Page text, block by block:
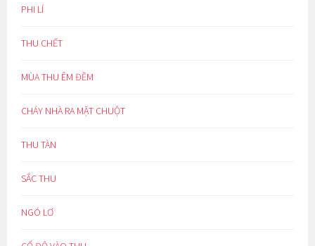
PHI LÍ
THU CHẾT
MÙA THU ÊM ĐỀM
CHÁY NHÀ RA MẶT CHUỘT
THU TÀN
SẮC THU
NGÓ LƠ